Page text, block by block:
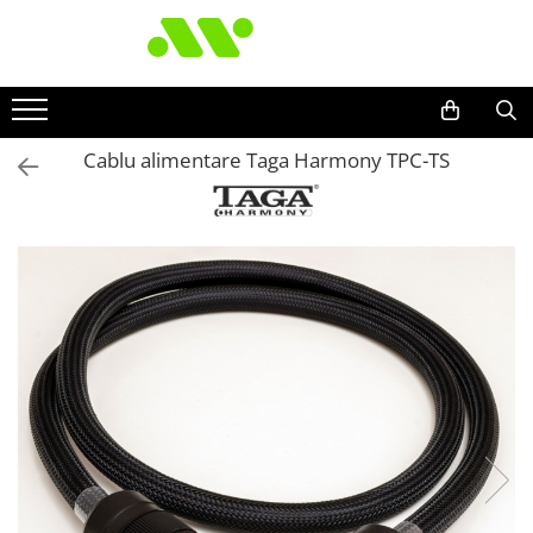
Cablu alimentare Taga Harmony TPC-TS